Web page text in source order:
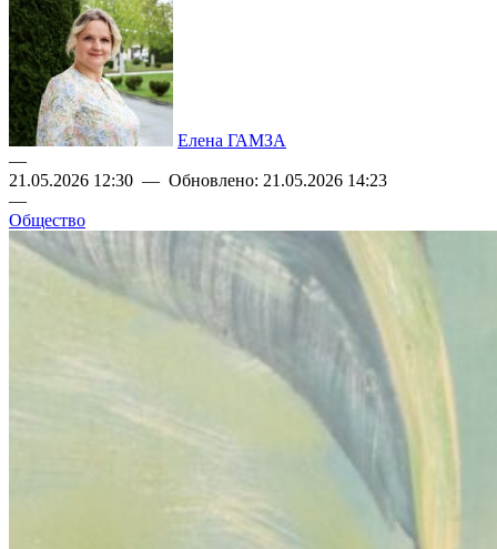
Елена ГАМЗА
—
21.05.2026 12:30 — Обновлено: 21.05.2026 14:23
—
Общество